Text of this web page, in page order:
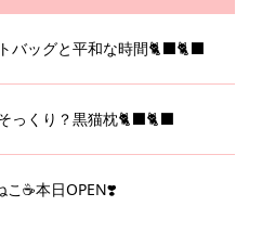
バッグと平和な時間🐈‍⬛🐈‍⬛
っくり？黒猫枕🐈‍⬛🐈‍⬛
こ☕️本日OPEN❣️